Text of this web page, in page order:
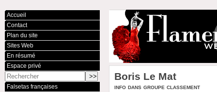
Boris Le Mat
info dans groupe classement
Accueil
Contact
Plan du site
Sites Web
En résumé
Espace privé
Falsetas françaises